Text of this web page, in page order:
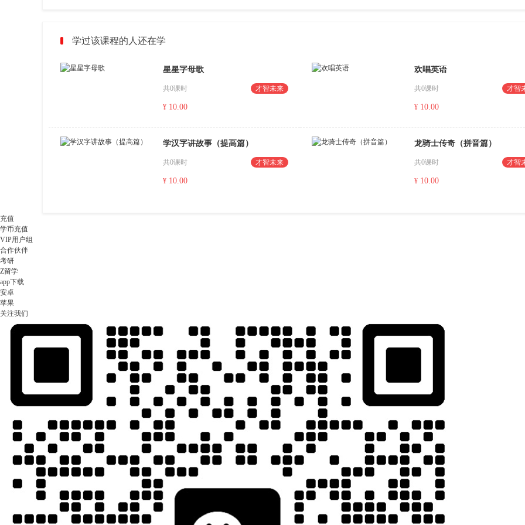
学过该课程的人还在学
星星字母歌
才智未来
共0课时
¥ 10.00
欢唱英语
才智
共0课时
¥ 10.00
学汉字讲故事（提高篇）
才智未来
共0课时
¥ 10.00
龙骑士传奇（拼音篇）
才智
共0课时
¥ 10.00
充值
学币充值
VIP用户组
合作伙伴
考研
Z留学
app下载
安卓
苹果
关注我们